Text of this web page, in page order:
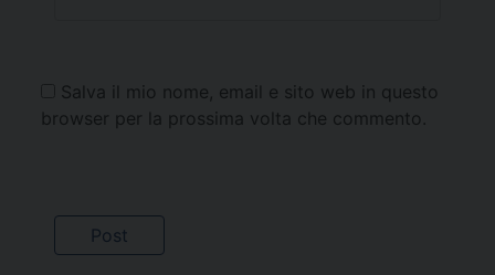
Salva il mio nome, email e sito web in questo
browser per la prossima volta che commento.